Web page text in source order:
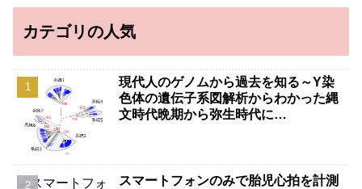
カテゴリの人気
現代人のゲノムから過去を知る～Y染
色体の遺伝子系図解析からわかった縄
文時代晩期から弥生時代に…
スマートフォンのみで胎児心拍を計測